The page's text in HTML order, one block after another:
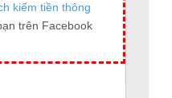
kiếm tiền thông
trên Facebook